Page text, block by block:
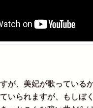
が、美妃が歌っている
いられますが、もしぼ